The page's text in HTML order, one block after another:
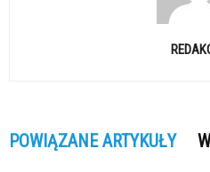
POWIĄZANE ARTYKUŁY